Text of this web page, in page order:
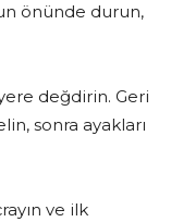
önünde durun,
değdirin. Geri
sonra ayakları
ve ilk